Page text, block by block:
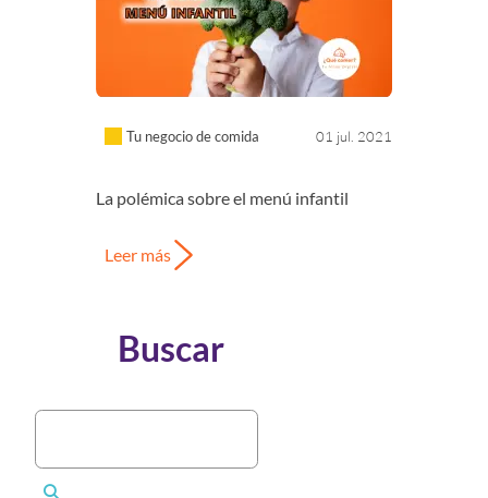
Tu negocio de comida 01 jul. 2021
La polémica sobre el menú infantil
Leer más
Buscar